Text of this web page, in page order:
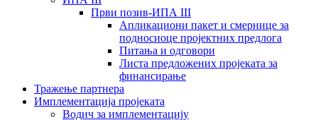
Први позив-ИПА III
Апликациони пакет и смернице за
подносиоце пројектних предлога
Питања и одговори
Листа предложених пројеката за
финансирање
Тражење партнера
Имплементација пројеката
Водич за имплементацију